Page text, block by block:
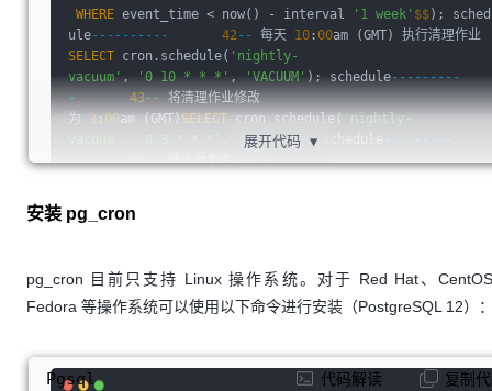
WHERE event_time < now() - interval '1 week' $$); sched
ule---------- 42 -- 每天 10 : 00am (GMT) 执行清理作业
SELECT cron.schedule( 'nightly-
vacuum' , '0 10 * * *' , 'VACUUM' ); schedule---------
-
43-- 将清理作业修改
为 3: 00am (GMT) SELECT cron.schedule( 'nightly-
'VACUUM'); schedule
-
43-- 停止计划中的任务
- t(1 row)
展开代码 ▼
安装 pg_cron
pg_cron 目前只支持 Linux 操作系统。对于 Red Hat、
Fedora 等操作系统可以使用以下命令进行安装（PostgreSQL 12）
Pgsql 代码解读 复制